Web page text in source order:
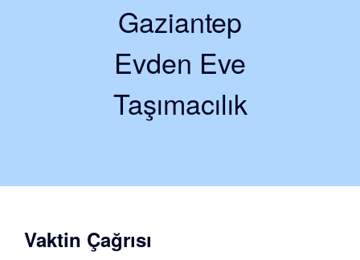
Gaziantep
Evden Eve
Taşımacılık
Vaktin Çağrısı